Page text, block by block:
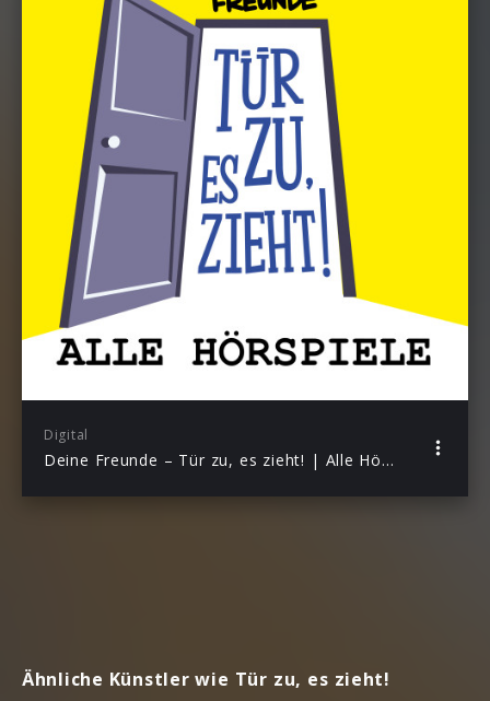
Digital
Deine Freunde – Tür zu, es zieht! | Alle Hörspiele
Ähnliche Künstler wie Tür zu, es zieht!